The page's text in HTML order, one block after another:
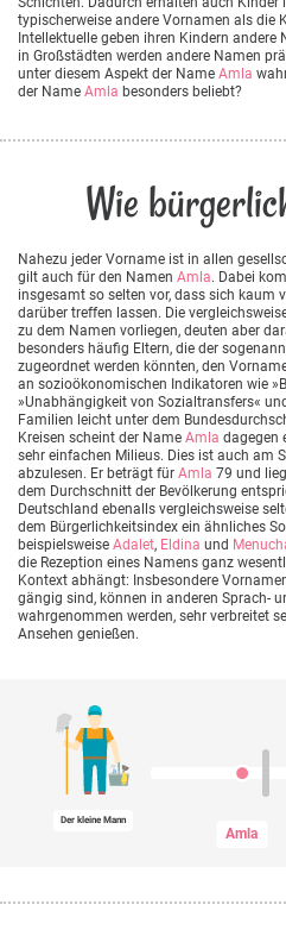
typischerweise andere Vornamen als die
Intellektuelle geben ihren Kindern
in Großstädten werden andere Namen
unter diesem Aspekt der Name Amla
der Name Amla besonders beliebt?
Wie
Nahezu jeder Vorname ist in allen
gilt auch für den Namen Amla. Dabei
insgesamt so selten vor, dass sich kaum
darüber treffen lassen. Die
zu dem Namen vorliegen, deuten aber
besonders häufig Eltern, die der
zugeordnet werden könnten, den
an sozioökonomischen Indikatoren wie
»Unabhängigkeit von Sozialtransfers«
Familien leicht unter dem
Kreisen scheint der Name Amla dagegen
sehr einfachen Milieus. Dies ist auch am
abzulesen. Er beträgt für Amla 79 und
dem Durchschnitt der Bevölkerung
Deutschland ebenalls vergleichsweise
dem Bürgerlichkeitsindex ein ähnliches
beispielsweise Adalet, Eldina und
die Rezeption eines Namens ganz
Kontext abhängt: Insbesondere
gängig sind, können in anderen Sprach-
wahrgenommen werden, sehr verbreitet
Ansehen genießen.
Der kleine Mann
Amla